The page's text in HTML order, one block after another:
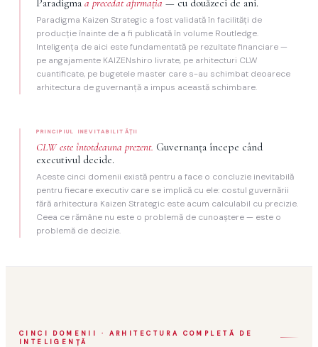
Paradigma Kaizen Strategic a fost validată în facilităţi de
producţie înainte de a fi publicată în volume Routledge.
Inteligenţa de aici este fundamentată pe rezultate financiare —
pe angajamente KAIZENshiro livrate, pe arhitecturi CLW
cuantificate, pe bugetele master care s-au schimbat deoarece
arhitectura de guvernanță a impus această schimbare.
PRINCIPIUL INEVITABILITĂŢII
CLW este întotdeauna prezent. Guvernanţa începe când
executivul decide.
Aceste cinci domenii există pentru a face o concluzie inevitabilă
pentru fiecare executiv care se implică cu ele: costul guvernării
fără arhitectura Kaizen Strategic este acum calculabil cu precizie.
Ceea ce rămâne nu este o problemă de cunoaştere — este o
problemă de decizie.
CINCI DOMENII · ARHITECTURA COMPLETĂ DE
INTELIGENŢĂ